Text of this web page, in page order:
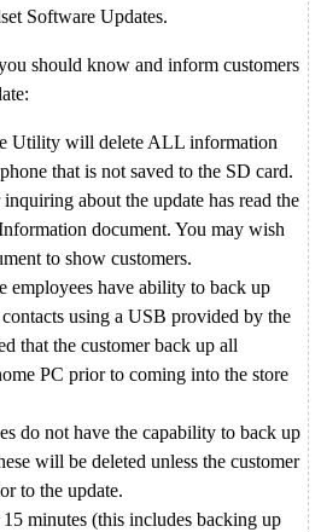
Software Updates.
should know and inform customers
Utility will delete ALL information
that is not saved to the SD card.
about the update has read the
document. You may wish
to show customers.
have ability to back up
using a USB provided by the
that the customer back up all
PC prior to coming into the store
do not have the capability to back up
will be deleted unless the customer
to the update.
minutes (this includes backing up